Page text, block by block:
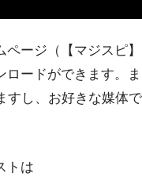
ページ（【マジスピ
ロードができます。
すし、お好きな媒体
トは